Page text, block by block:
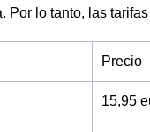
Por lo tanto, las
Precio
15,95